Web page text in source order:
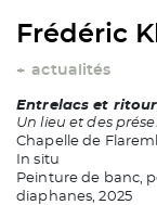
Frédéric
+ actualités
Entrelacs et
Un lieu et des
Chapelle de
In situ
Peinture de banc,
diaphanes, 2025